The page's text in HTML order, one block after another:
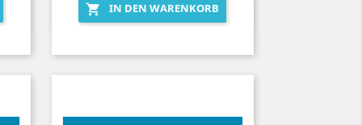
 IN DEN WARENKORB
Vorschau